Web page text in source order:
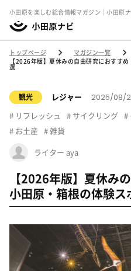
小田原を楽しむ総合情報マガジン｜小田原ナ
トップページ
マガジン一覧
【2026年版】夏休みの自由研究におすす
選
観光 レジャー 2025/08/
リフレッシュ サイクリング
お土産
雑貨
ライター aya
【2026年版】夏休み
小田原・箱根の体験ス